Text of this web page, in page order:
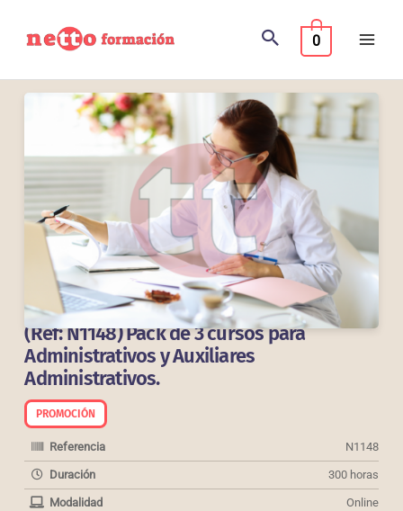
contenido
0
(Ref: N1148) Pack de 3 cursos para
Administrativos y Auxiliares
Administrativos.
PROMOCIÓN
Referencia N1148
Duración 300 horas
Modalidad
Online